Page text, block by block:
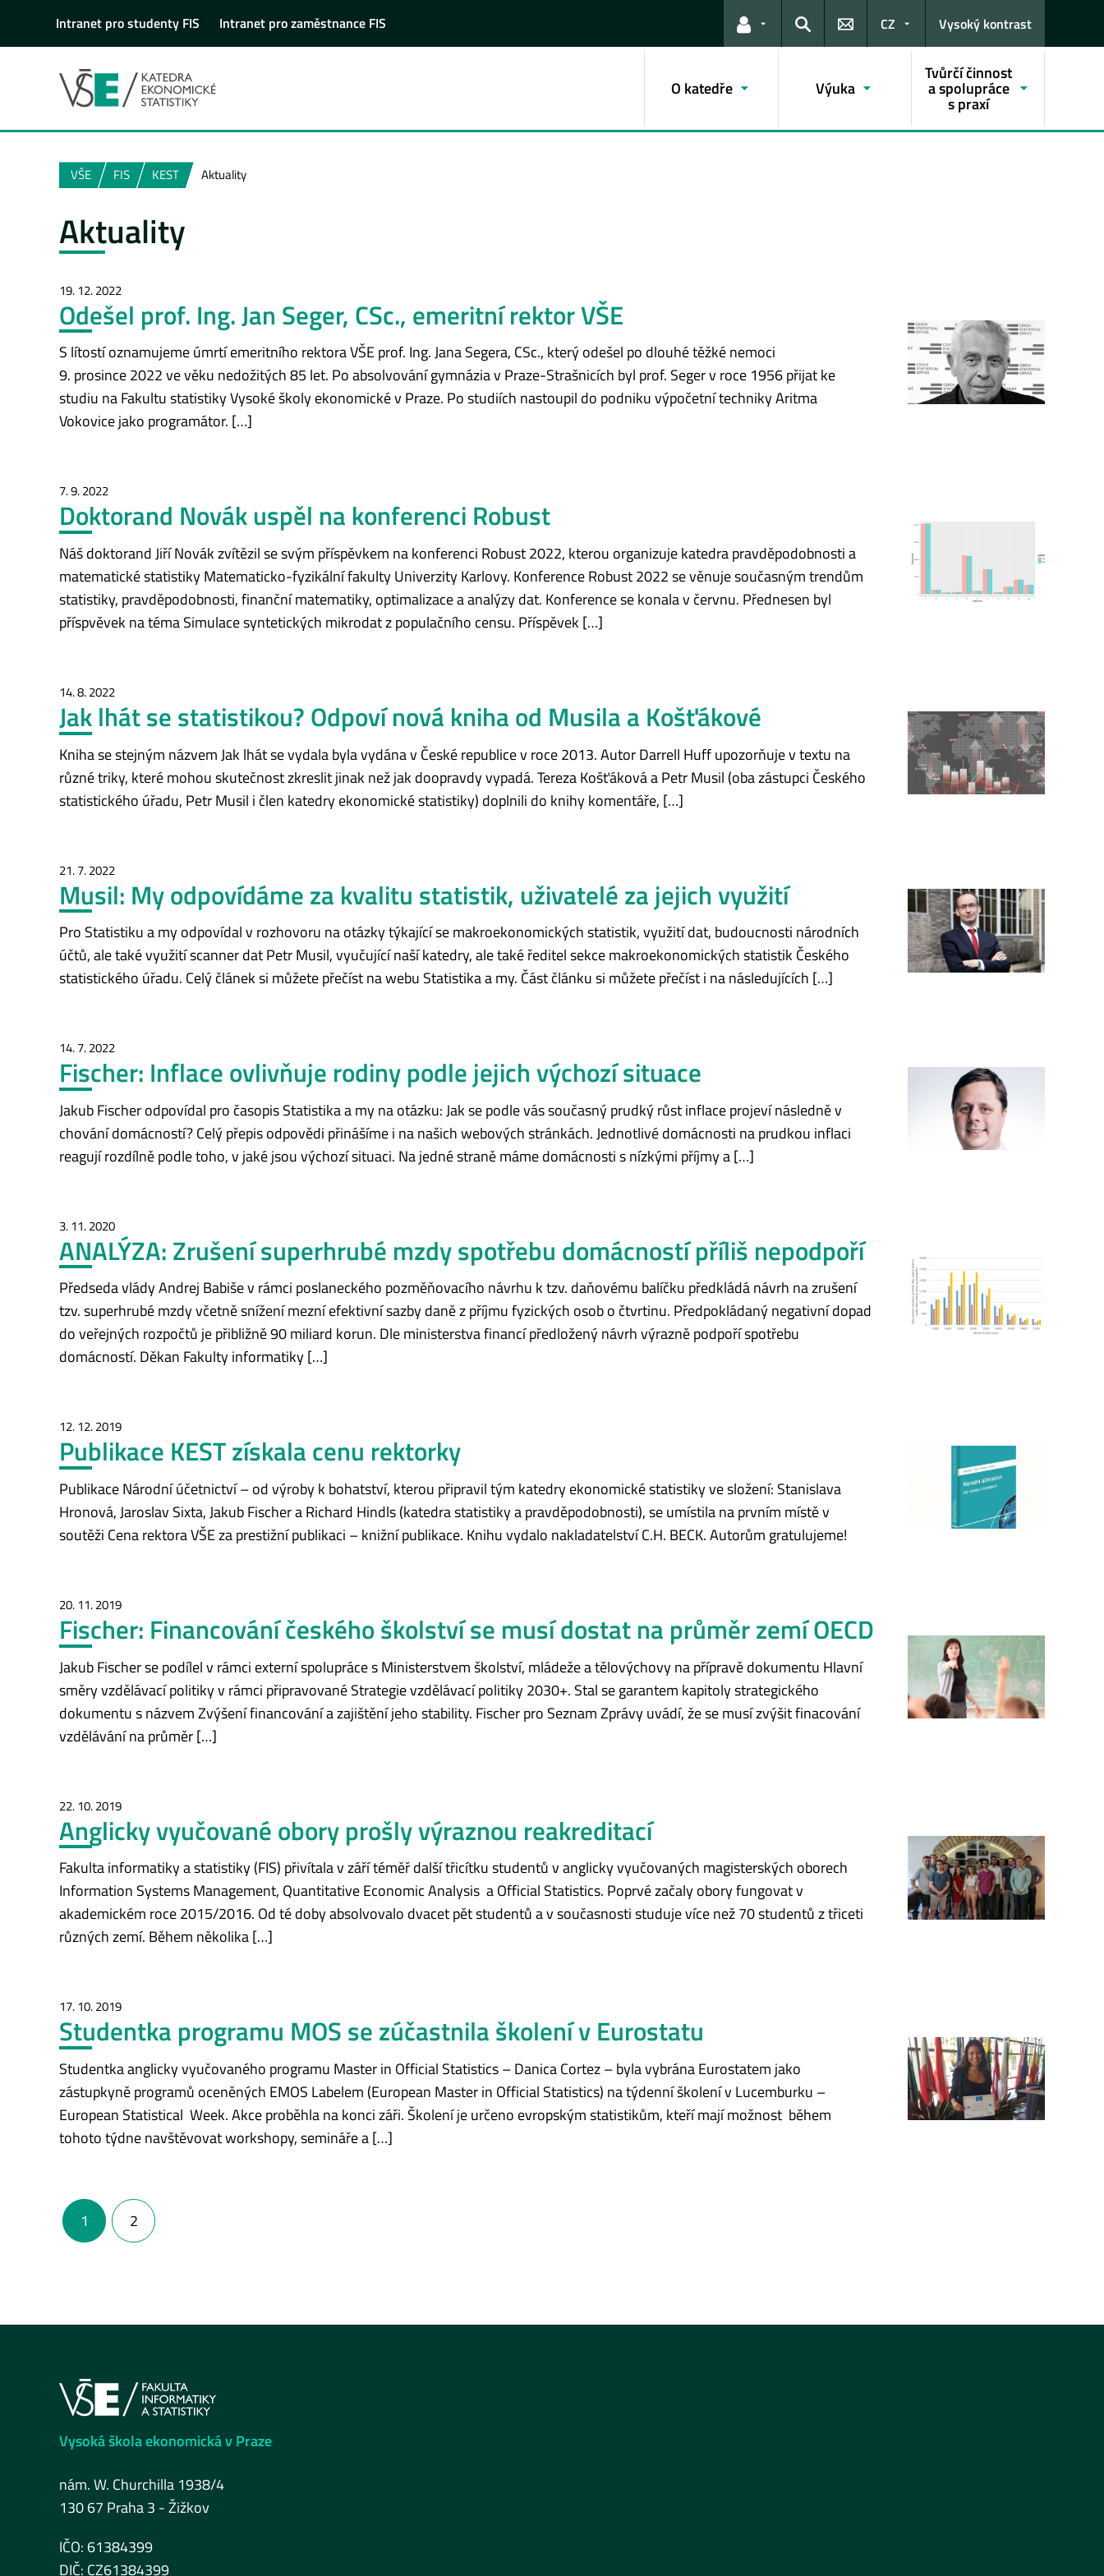
Intranet pro studenty FIS Intranet pro zaměstnance FIS
Odkazy pro uživatele
Hledat
CZ Vysoký kontrast
O katedře Výuka
Tvůrčí činnost
a spolupráce
s praxí
VŠE FIS KEST Aktuality
Aktuality
19. 12. 2022
Odešel prof. Ing. Jan Seger, CSc., emeritní rektor VŠE
S lítostí oznamujeme úmrtí emeritního rektora VŠE prof. Ing. Jana Segera, CSc., který odešel po dlouhé těžké nemoci
9. prosince 2022 ve věku nedožitých 85 let. Po absolvování gymnázia v Praze-Strašnicích byl prof. Seger v roce 1956 přijat ke
studiu na Fakultu statistiky Vysoké školy ekonomické v Praze. Po studiích nastoupil do podniku výpočetní techniky Aritma
Vokovice jako programátor. […]
7. 9. 2022
Doktorand Novák uspěl na konferenci Robust
Náš doktorand Jiří Novák zvítězil se svým příspěvkem na konferenci Robust 2022, kterou organizuje katedra pravděpodobnosti a
matematické statistiky Matematicko-fyzikální fakulty Univerzity Karlovy. Konference Robust 2022 se věnuje současným trendům
statistiky, pravděpodobnosti, finanční matematiky, optimalizace a analýzy dat. Konference se konala v červnu. Přednesen byl
příspvěvek na téma Simulace syntetických mikrodat z populačního censu. Příspěvek […]
14. 8. 2022
Jak lhát se statistikou? Odpoví nová kniha od Musila a Košťákové
Kniha se stejným názvem Jak lhát se vydala byla vydána v České republice v roce 2013. Autor Darrell Huff upozorňuje v textu na
různé triky, které mohou skutečnost zkreslit jinak než jak doopravdy vypadá. Tereza Košťáková a Petr Musil (oba zástupci Českého
statistického úřadu, Petr Musil i člen katedry ekonomické statistiky) doplnili do knihy komentáře, […]
21. 7. 2022
Musil: My odpovídáme za kvalitu statistik, uživatelé za jejich využití
Pro Statistiku a my odpovídal v rozhovoru na otázky týkající se makroekonomických statistik, využití dat, budoucnosti národních
účtů, ale také využití scanner dat Petr Musil, vyučující naší katedry, ale také ředitel sekce makroekonomických statistik Českého
statistického úřadu. Celý článek si můžete přečíst na webu Statistika a my. Část článku si můžete přečíst i na následujících […]
14. 7. 2022
Fischer: Inflace ovlivňuje rodiny podle jejich výchozí situace
Jakub Fischer odpovídal pro časopis Statistika a my na otázku: Jak se podle vás současný prudký růst inflace projeví následně v
chování domácností? Celý přepis odpovědi přinášíme i na našich webových stránkách. Jednotlivé domácnosti na prudkou inflaci
reagují rozdílně podle toho, v jaké jsou výchozí situaci. Na jedné straně máme domácnosti s nízkými příjmy a […]
3. 11. 2020
ANALÝZA: Zrušení superhrubé mzdy spotřebu domácností příliš nepodpoří
Předseda vlády Andrej Babiše v rámci poslaneckého pozměňovacího návrhu k tzv. daňovému balíčku předkládá návrh na zrušení
tzv. superhrubé mzdy včetně snížení mezní efektivní sazby daně z příjmu fyzických osob o čtvrtinu. Předpokládaný negativní dopad
do veřejných rozpočtů je přibližně 90 miliard korun. Dle ministerstva financí předložený návrh výrazně podpoří spotřebu
domácností. Děkan Fakulty informatiky […]
12. 12. 2019
Publikace KEST získala cenu rektorky
Publikace Národní účetnictví – od výroby k bohatství, kterou připravil tým katedry ekonomické statistiky ve složení: Stanislava
Hronová, Jaroslav Sixta, Jakub Fischer a Richard Hindls (katedra statistiky a pravděpodobnosti), se umístila na prvním místě v
soutěži Cena rektora VŠE za prestižní publikaci – knižní publikace. Knihu vydalo nakladatelství C.H. BECK. Autorům gratulujeme!
20. 11. 2019
Fischer: Financování českého školství se musí dostat na průměr zemí OECD
Jakub Fischer se podílel v rámci externí spolupráce s Ministerstvem školství, mládeže a tělovýchovy na přípravě dokumentu Hlavní
směry vzdělávací politiky v rámci připravované Strategie vzdělávací politiky 2030+. Stal se garantem kapitoly strategického
dokumentu s názvem Zvýšení financování a zajištění jeho stability. Fischer pro Seznam Zprávy uvádí, že se musí zvýšit finacování
vzdělávání na průměr […]
22. 10. 2019
Anglicky vyučované obory prošly výraznou reakreditací
Fakulta informatiky a statistiky (FIS) přivítala v září téměř další třicítku studentů v anglicky vyučovaných magisterských oborech
Information Systems Management, Quantitative Economic Analysis a Official Statistics. Poprvé začaly obory fungovat v
akademickém roce 2015/2016. Od té doby absolvovalo dvacet pět studentů a v současnosti studuje více než 70 studentů z třiceti
různých zemí. Během několika […]
17. 10. 2019
Studentka programu MOS se zúčastnila školení v Eurostatu
Studentka anglicky vyučovaného programu Master in Official Statistics – Danica Cortez – byla vybrána Eurostatem jako
zástupkyně programů oceněných EMOS Labelem (European Master in Official Statistics) na týdenní školení v Lucemburku –
European Statistical Week. Akce proběhla na konci záři. Školení je určeno evropským statistikům, kteří mají možnost během
tohoto týdne navštěvovat workshopy, semináře a […]
Navigace pro příspěvky
1 2
Vysoká škola ekonomická v Praze
nám. W. Churchilla 1938/4
130 67 Praha 3 - Žižkov
IČO: 61384399
DIČ: CZ61384399